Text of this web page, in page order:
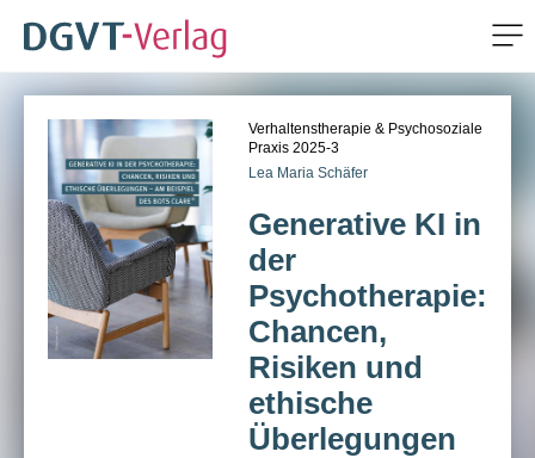
ZUR SUCHE SPRINGENVerhaltenstherapie & Psychosoziale
Praxis 2025-3
Lea Maria Schäfer
Generative KI in
der
Psychotherapie:
Chancen,
Risiken und
ethische
Überlegungen